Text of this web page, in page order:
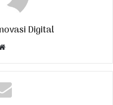
Digital
b
s
i